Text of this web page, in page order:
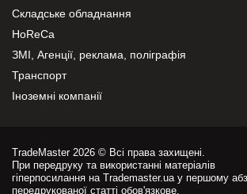
Складське обладнання
HoReCa
ЗМІ, Агенції, реклама, поліграфія
Транспорт
Іноземні компанії
TradeMaster 2026 © Всі права захищені.
При передруку та використанні матеріалів
гіперпосилання на Trademaster.ua у першому
передрукованої статті обов'язкове.